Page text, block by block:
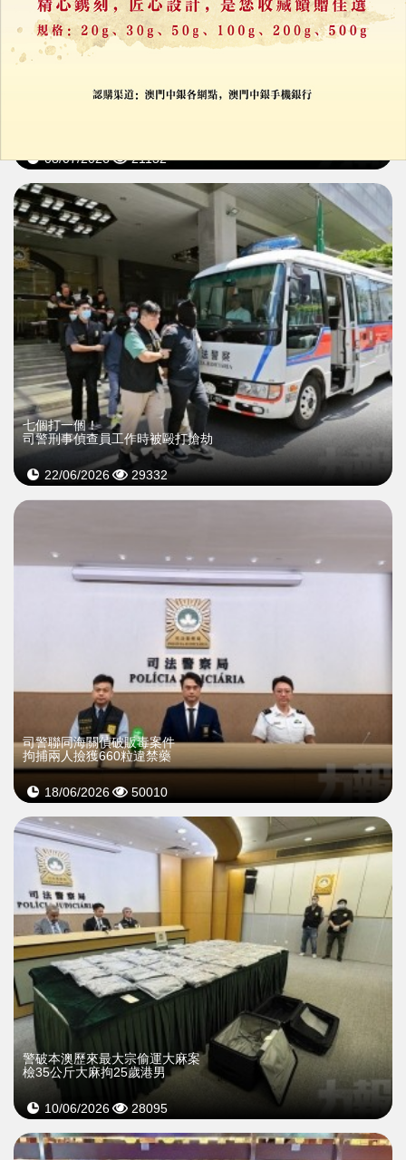
08/07/2026 21132
七個打一個！
司警刑事偵查員工作時被毆打搶劫
22/06/2026 29332
司警聯同海關偵破販毒案件
拘捕兩人撿獲660粒違禁藥
18/06/2026 50010
警破本澳歷來最大宗偷運大麻案
檢35公斤大麻拘25歲港男
10/06/2026 28095